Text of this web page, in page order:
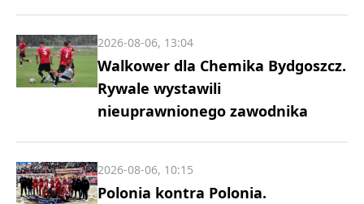
Walkower dla Chemika Bydgoszcz.
Rywale wystawili
nieuprawnionego zawodnika
2026-08-06, 13:04
Polonia kontra Polonia.
2026-08-06, 10:15